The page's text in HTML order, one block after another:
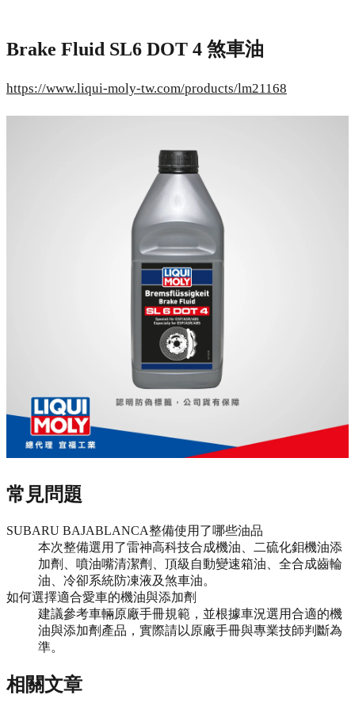
Brake Fluid SL6 DOT 4 煞車油
https://www.liqui-moly-tw.com/products/lm21168
常見問題
SUBARU BAJABLANCA整備使用了哪些油品
本次整備選用了雷神高科技合成機油、二硫化鉬機油添
加劑、噴油嘴清潔劑、頂級自動變速箱油、全合成齒輪
油、冷卻系統防凍液及煞車油。
如何選擇適合愛車的機油與添加劑
建議參考車輛原廠手冊規範，並根據車況選用合適的機
油與添加劑產品，實際請以原廠手冊與專業技師判斷為
準。
相關文章